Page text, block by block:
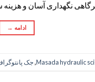
نگهداری آسان و
ادامه →
Masada hydraulic
,جک